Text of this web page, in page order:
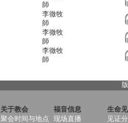
師
李徹牧
師
李徹牧
師
李徹牧
師
关于教会 福音信息 生命
聚会时间与地点 现场直播 见证